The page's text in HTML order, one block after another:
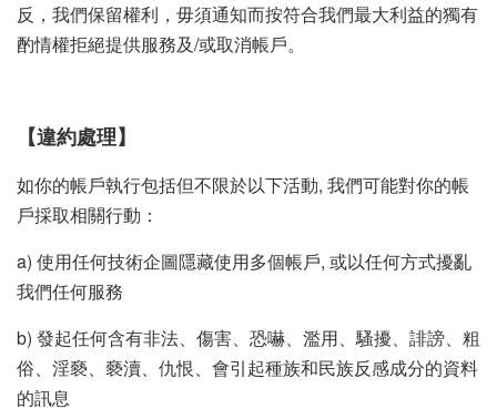
反，我們保留權利，毋須通知而按符合我們最大利益的獨有
酌情權拒絕提供服務及/或取消帳戶。
【違約處理】
如你的帳戶執行包括但不限於以下活動, 我們可能對你的帳
戶採取相關行動：
a) 使用任何技術企圖隱藏使用多個帳戶, 或以任何方式擾亂
我們任何服務
b) 發起任何含有非法、傷害、恐嚇、濫用、騷擾、誹謗、粗
俗、淫褻、褻瀆、仇恨、會引起種族和民族反感成分的資料
的訊息